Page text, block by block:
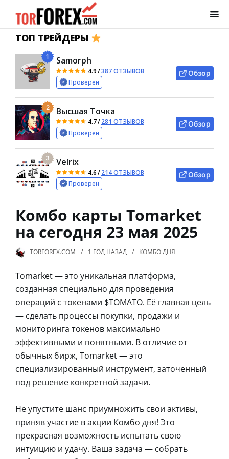
ТОП ТРЕЙДЕРЫ
1 Samorph
4.9/387 ОТЗЫВОВ
Проверен
Обзор
2 Высшая Точка
4.7/281 ОТЗЫВОВ
Проверен
Обзор
3 Velrix
4.6/214 ОТЗЫВОВ
Проверен
Обзор
Комбо карты Tomarket
на сегодня 23 мая 2025
TORFOREX.COM 1 ГОД НАЗАД КОМБО ДНЯ
Tomarket — это уникальная платформа,
созданная специально для проведения
операций с токенами $ТОМАТО. Её главная цель
— сделать процессы покупки, продажи и
мониторинга токенов максимально
эффективными и понятными. В отличие от
обычных бирж, Tomarket — это
специализированный инструмент, заточенный
под решение конкретной задачи.
Не упустите шанс приумножить свои активы,
приняв участие в акции Комбо дня! Это
прекрасная возможность испытать свою
интуицию и удачу. Ваша задача — собрать